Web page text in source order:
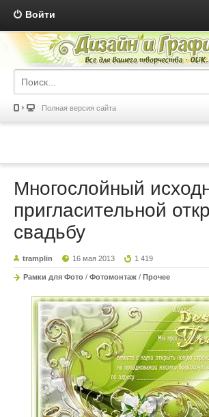
Войти
Полная версия сайта
Многослойный
пригласительной
свадьбу
tramplin 16 мая 2013 1 419
Рамки для Фото / Фотомонтаж / Прочее